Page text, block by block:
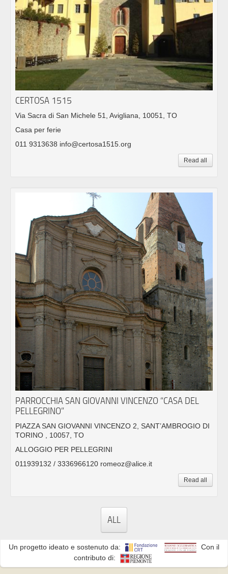
CERTOSA 1515
Via Sacra di San Michele 51, Avigliana, 10051, TO
Casa per ferie
011 9313638 info@certosa1515.org
Read all
PARROCCHIA SAN GIOVANNI VINCENZO “CASA DEL
PELLEGRINO”
PIAZZA SAN GIOVANNI VINCENZO 2, SANT’AMBROGIO DI
TORINO , 10057, TO
ALLOGGIO PER PELLEGRINI
011939132 / 3336966120 romeoz@alice.it
Read all
ALL
Un progetto ideato e sostenuto da:
Con il
contributo di: